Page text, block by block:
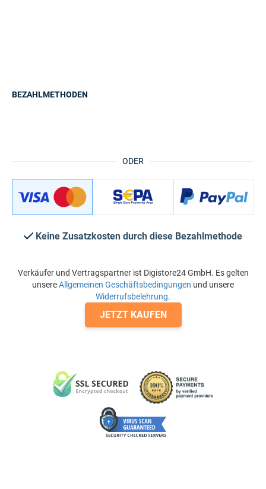
ODER
BEZAHLMETHODEN
Keine Zusatzkosten durch diese Bezahlmethode
Verkäufer und Vertragspartner ist Digistore24 GmbH. Es gelten
unsereAllgemeinen Geschäftsbedingungen und unsere
Widerrufsbelehrung.
JETZT KAUFEN